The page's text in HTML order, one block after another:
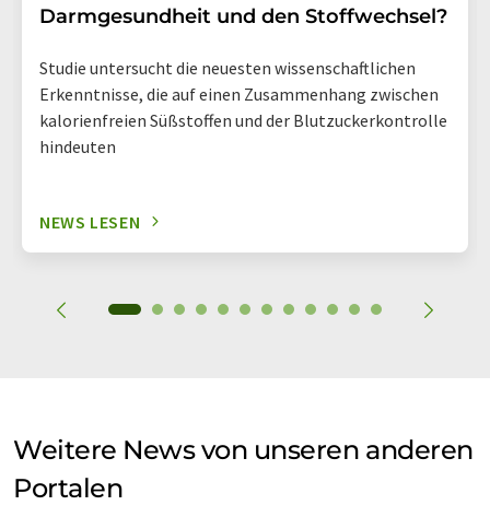
Darmgesundheit und den Stoffwechsel?
Studie untersucht die neuesten wissenschaftlichen
Erkenntnisse, die auf einen Zusammenhang zwischen
kalorienfreien Süßstoffen und der Blutzuckerkontrolle
hindeuten
NEWS LESEN
Weitere News von unseren anderen
Portalen